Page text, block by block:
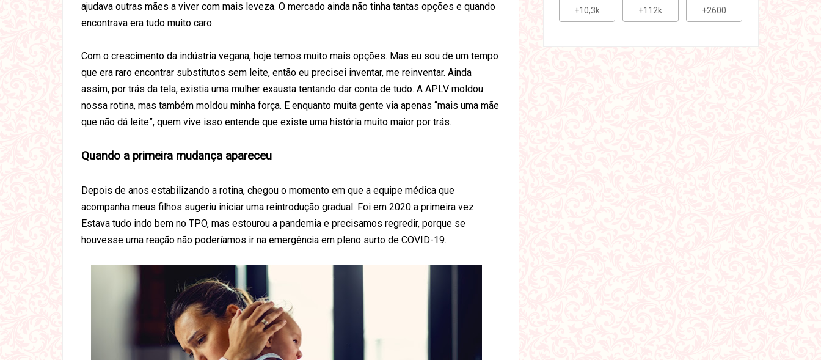
ajudava outras mães a viver com mais leveza. O mercado ainda não tinha tantas opções e quando
encontrava era tudo muito caro.
Com o crescimento da indústria vegana, hoje temos muito mais opções. Mas eu sou de um tempo
que era raro encontrar substitutos sem leite, então eu precisei inventar, me reinventar. Ainda
assim, por trás da tela, existia uma mulher exausta tentando dar conta de tudo. A APLV moldou
nossa rotina, mas também moldou minha força. E enquanto muita gente via apenas “mais uma mãe
que não dá leite”, quem vive isso entende que existe uma história muito maior por trás.
Quando a primeira mudança apareceu
Depois de anos estabilizando a rotina, chegou o momento em que a equipe médica que
acompanha meus filhos sugeriu iniciar uma reintrodução gradual. Foi em 2020 a primeira vez.
Estava tudo indo bem no TPO, mas estourou a pandemia e precisamos regredir, porque se
houvesse uma reação não poderíamos ir na emergência em pleno surto de COVID-19.
+10,3k +112k +2600